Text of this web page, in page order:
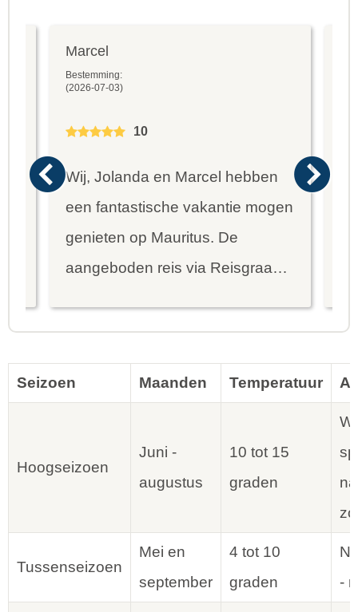
Marcel
Bestemming:
(2026-07-03)
10
Wij, Jolanda en Marcel hebben
een fantastische vakantie mogen
genieten op Mauritus. De
aangeboden reis via Reisgraag
mooie dingen van het eiland te
kunnen ontdekken...
Seizoen
Maanden Temperatuur
Hoogseizoen
Juni -
augustus
10 tot 15
graden
Tussenseizoen
Mei en
september
4 tot 10
graden
-